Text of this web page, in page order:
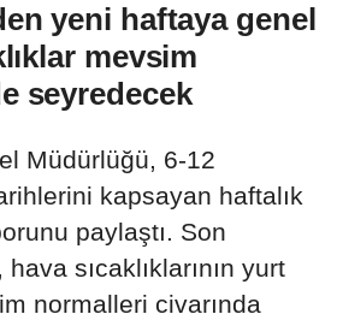
yeni haftaya genel
mevsim
seyredecek
Müdürlüğü, 6-12
kapsayan haftalık
paylaştı. Son
sıcaklıklarının yurt
normalleri civarında